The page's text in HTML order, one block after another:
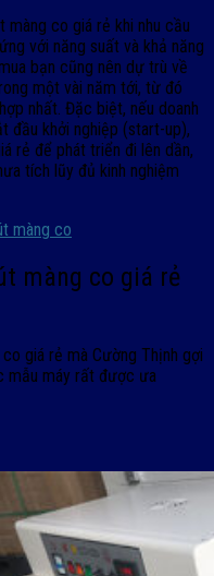
màng co giá rẻ khi nhu cầu
với năng suất và khả năng
bạn cũng nên dự trù về
một vài năm tới, từ đó
nhất. Đặc biệt, nếu doanh
đầu khởi nghiệp (start-up),
rẻ để phát triển đi lên dần,
tích lũy đủ kinh nghiệm
màng co
màng co giá rẻ
giá rẻ mà Cường Thịnh gợi
mẫu máy rất được ưa